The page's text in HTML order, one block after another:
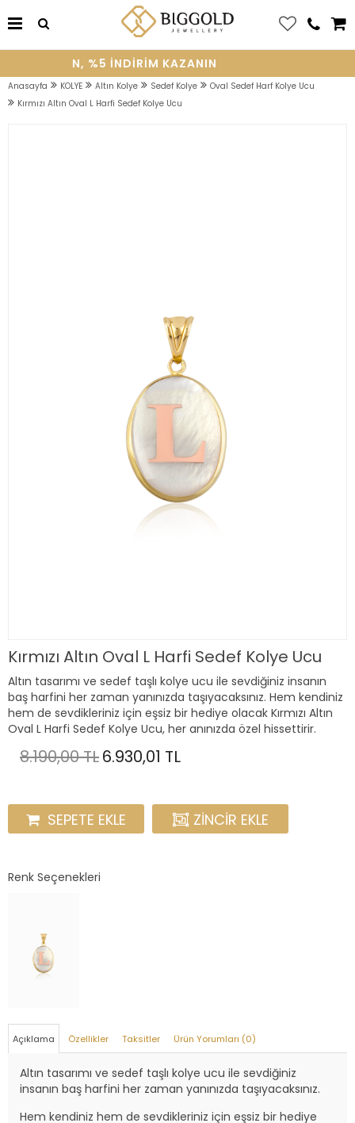
OLUN, %5 INDIRIM KAZANIN
Anasayfa KOLYE Altın Kolye Sedef Kolye
Oval Sedef Harf Kolye Ucu
Kırmızı Altın Oval L Harfi Sedef Kolye Ucu
Kırmızı Altın Oval L Harfi Sedef Kolye Ucu
Altın tasarımı ve sedef taşlı kolye ucu ile sevdiğiniz insanın
baş harfini her zaman yanınızda taşıyacaksınız. Hem kendiniz
hem de sevdikleriniz için eşsiz bir hediye olacak Kırmızı Altın
Oval L Harfi Sedef Kolye Ucu, her anınızda özel hissettirir.
8.190,00 TL6.930,01 TL
SEPETE EKLE ZINCIR EKLE
Renk Seçenekleri
Açıklama Özellikler Taksitler Ürün Yorumları (0)
Altın tasarımı ve sedef taşlı kolye ucu ile sevdiğiniz
insanın baş harfini her zaman yanınızda taşıyacaksınız.
Hem kendiniz hem de sevdikleriniz için eşsiz bir hediye